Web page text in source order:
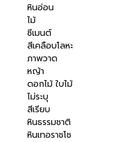
หินอ่อน
ไม้
ซีเมนต์
สีเคลือบโลหะ
ภาพวาด
หญ้า
ดอกไม้ ใบไม้
ไม่ระบุ
สีเรียบ
หินธรรมชาติ
หินเทอราชโช